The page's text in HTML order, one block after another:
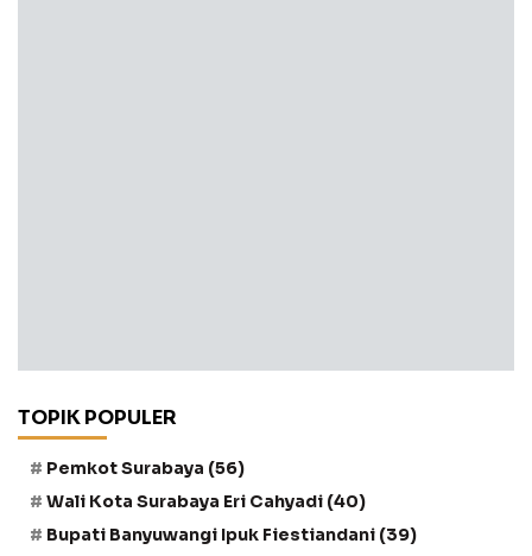
TOPIK POPULER
Pemkot Surabaya (56)
Wali Kota Surabaya Eri Cahyadi (40)
Bupati Banyuwangi Ipuk Fiestiandani (39)